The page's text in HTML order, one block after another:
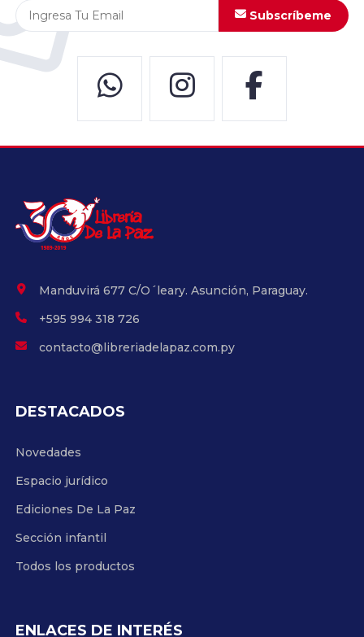
Subscríbeme
Manduvirá 677 C/O´leary. Asunción, Paraguay.
+595 994 318 726
contacto@libreriadelapaz.com.py
DESTACADOS
Novedades
Espacio jurídico
Ediciones De La Paz
Sección infantil
Todos los productos
ENLACES DE INTERÉS